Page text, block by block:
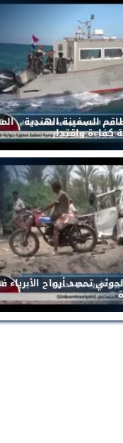
السفينة الهندية ..
كفاءة واقتدار
تحصد أرواح الأبرياء